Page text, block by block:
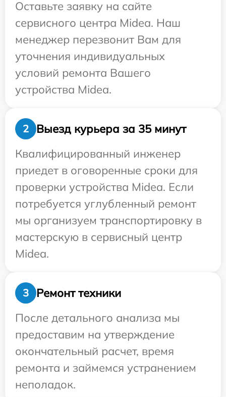
Оставьте заявку на сайте
сервисного центра Midea. Наш
менеджер перезвонит Вам для
уточнения индивидуальных
условий ремонта Вашего
устройства Midea.
2
Выезд курьера за 35 минут
Квалифицированный инженер
приедет в оговоренные сроки для
проверки устройства Midea. Если
потребуется углубленный ремонт
мы организуем транспортировку в
мастерскую в сервисный центр
Midea.
3
Ремонт техники
После детального анализа мы
предоставим на утверждение
окончательный расчет, время
ремонта и займемся устранением
неполадок.